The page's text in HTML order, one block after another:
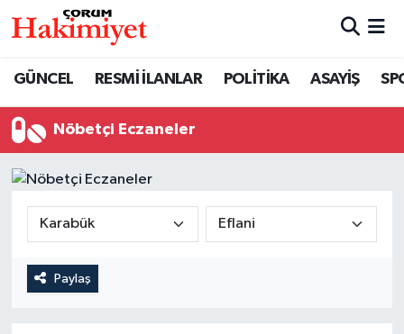
GÜNCEL RESMİ İLANLAR POLİTİKA ASAYİŞ
Nöbetçi Eczaneler
Paylaş
ASAYİŞ
GÜNCEL
Nöbetçi Eczaneler
Trafik Durumu
Tüm Manşetler